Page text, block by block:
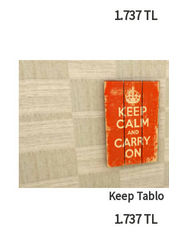
1.737TL
Keep Tablo
1.737TL